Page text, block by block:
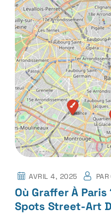
AVRIL 4, 2025 PAR
Où Graffer À
Spots Street-Art